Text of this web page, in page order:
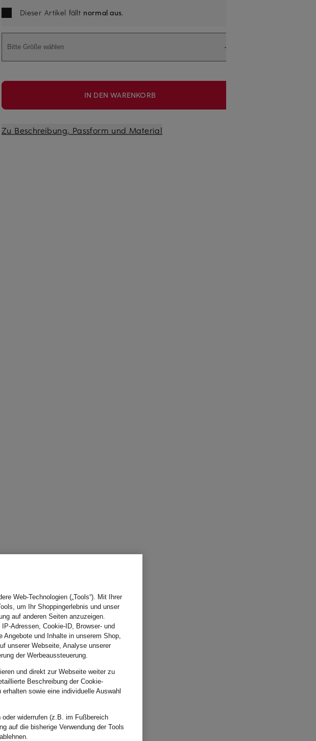
Dieser Artikel fällt normal aus.
Bitte Größe wählen
IN DEN WARENKORB
Zu Beschreibung, Passform und Material
Web-Technologien („Tools“). Mit Ihrer
um Ihr Shoppingerlebnis und unser
auf anderen Seiten anzuzeigen.
Adressen, Cookie-ID, Browser- und
Angebote und Inhalte in unserem Shop,
unserer Webseite, Analyse unserer
der Werbeaussteuerung.
und direkt zur Webseite weiter zu
Beschreibung der Cookie-
sowie eine individuelle Auswahl
widerrufen (z.B. im Fußbereich
auf die bisherige Verwendung der Tools